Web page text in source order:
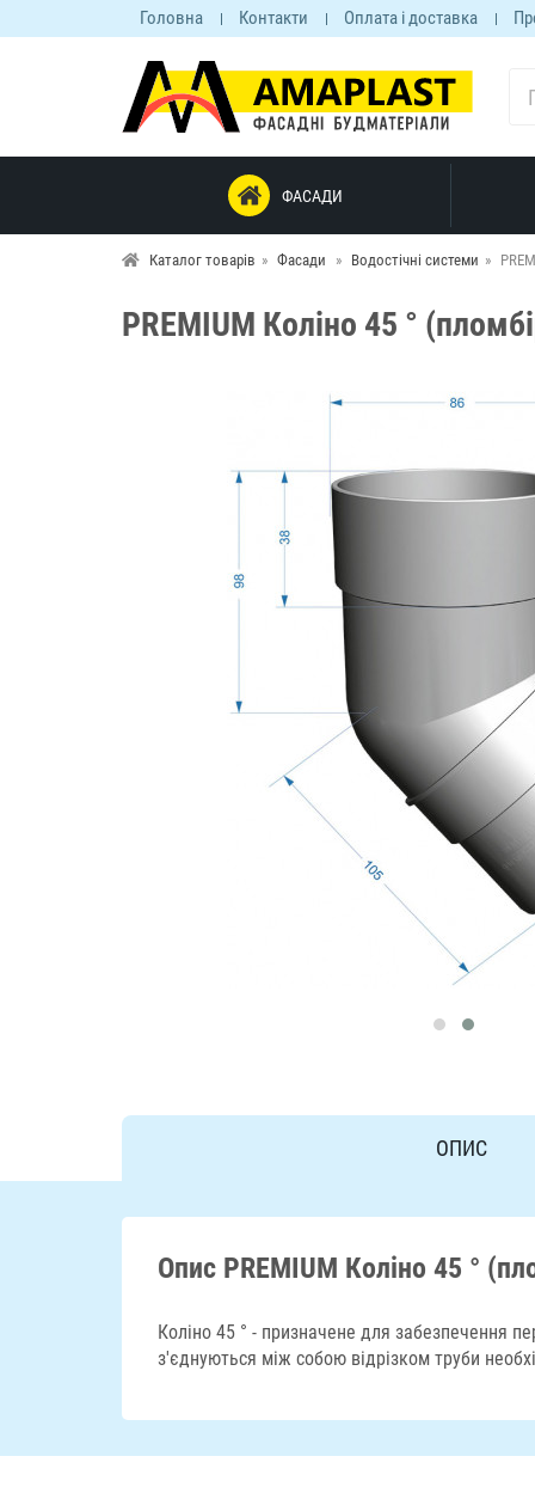
Головна Контакти Оплата і доставка
ФАСАДИ
Каталог товарів Фасади Водостічні системи
PREMIUM Коліно 45 °
ОПИС
Опис PREMIUM Коліно 45 °
Коліно 45 ° - призначене для забезпечення
з'єднуються між собою відрізком труби